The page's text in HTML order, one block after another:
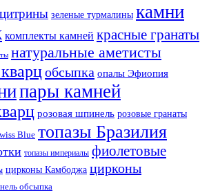
зеленые турмалины камни
комплекты камней красные гранаты
натуральные аметисты
обсыпка опалы Эфиопия
пары камней
розовая шпинель розовые гранаты
Blue топазы Бразилия
топазы империалы фиолетовые
цирконы Камбоджа цирконы
обсыпка